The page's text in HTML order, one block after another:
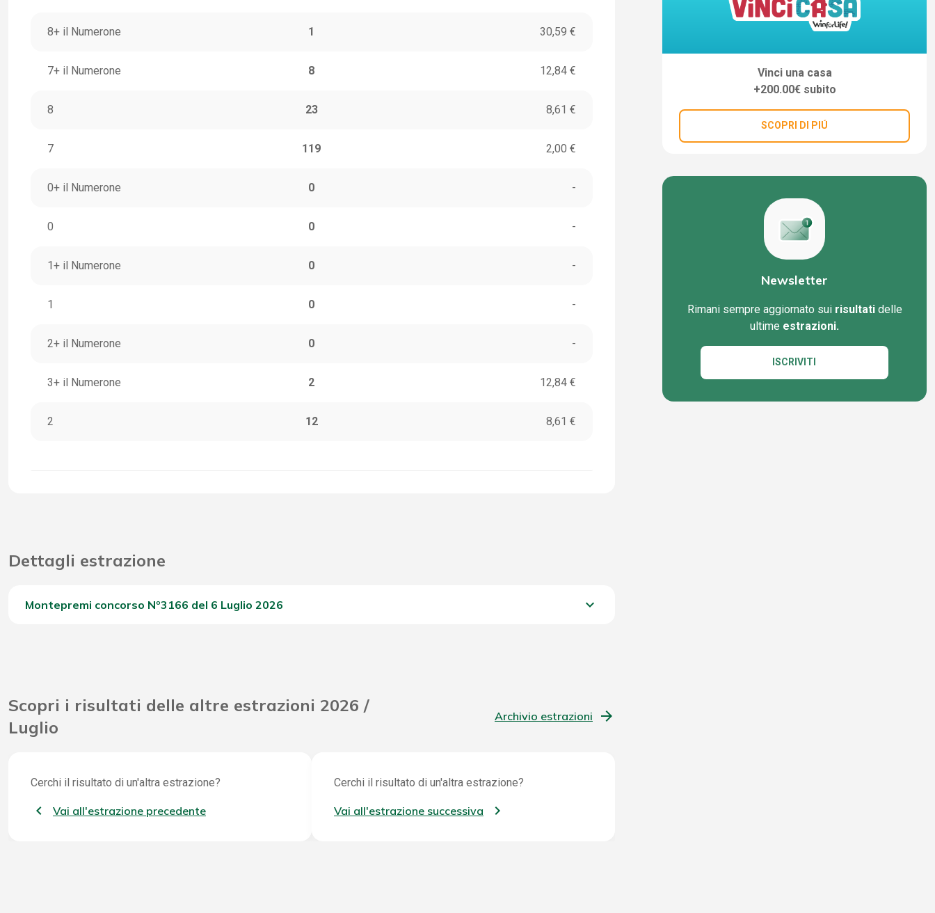
8+ il Numerone 1 30,59 €
7+ il Numerone 8 12,84 €
8 23 8,61 €
7 119 2,00 €
0+ il Numerone 0 -
0 0 -
1+ il Numerone 0 -
1 0 -
2+ il Numerone 0 -
3+ il Numerone 2 12,84 €
2 12 8,61 €
Dettagli estrazione
Montepremi concorso Nº3166 del 6 Luglio 2026 keyboard_arrow_down
Scopri i risultati delle altre estrazioni 2026 /
Luglio
Archivio estrazioni
Cerchi il risultato di un'altra estrazione?
Vai all'estrazione precedente
Cerchi il risultato di un'altra estrazione?
Vai all'estrazione successiva
Vinci una casa
+200.00€ subito
SCOPRI DI PIÚ
Newsletter
Rimani sempre aggiornato sui risultatidelle
ultime estrazioni.
ISCRIVITI